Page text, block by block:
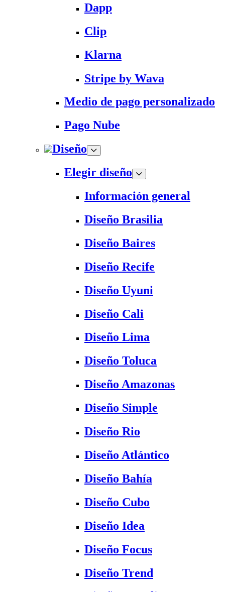
Dapp
Clip
Klarna
Stripe by Wava
Medio de pago personalizado
Pago Nube
Diseño
Elegir diseño
Información general
Diseño Brasilia
Diseño Baires
Diseño Recife
Diseño Uyuni
Diseño Cali
Diseño Lima
Diseño Toluca
Diseño Amazonas
Diseño Simple
Diseño Rio
Diseño Atlántico
Diseño Bahía
Diseño Cubo
Diseño Idea
Diseño Focus
Diseño Trend